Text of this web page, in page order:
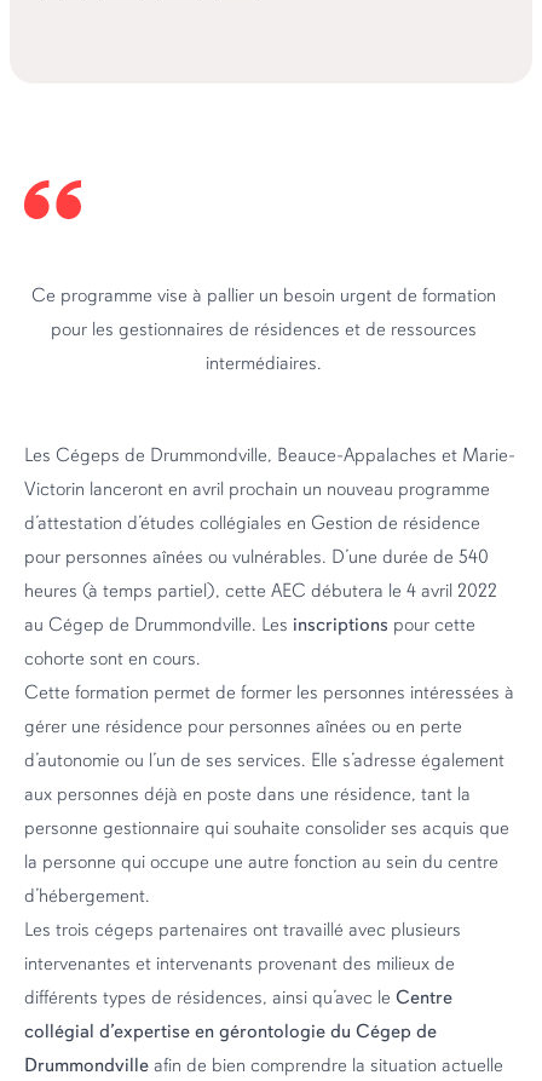
Ce programme vise à pallier un besoin urgent de formation
pour les gestionnaires de résidences et de ressources
intermédiaires.
Les Cégeps de Drummondville, Beauce-Appalaches et Marie-
Victorin lanceront en avril prochain un nouveau programme
d’attestation d’études collégiales en Gestion de résidence
pour personnes aînées ou vulnérables. D’une durée de 540
heures (à temps partiel), cette AEC débutera le 4 avril 2022
au Cégep de Drummondville. Les inscriptions pour cette
cohorte sont en cours.
Cette formation permet de former les personnes intéressées à
gérer une résidence pour personnes aînées ou en perte
d’autonomie ou l’un de ses services. Elle s’adresse également
aux personnes déjà en poste dans une résidence, tant la
personne gestionnaire qui souhaite consolider ses acquis que
la personne qui occupe une autre fonction au sein du centre
d’hébergement.
Les trois cégeps partenaires ont travaillé avec plusieurs
intervenantes et intervenants provenant des milieux de
différents types de résidences, ainsi qu’avec le Centre
collégial d’expertise en gérontologie du Cégep de
Drummondville afin de bien comprendre la situation actuelle